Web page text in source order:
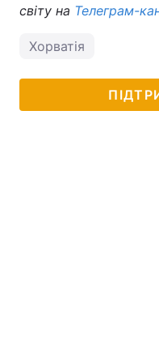
світу на Телеграм-
Хорватія